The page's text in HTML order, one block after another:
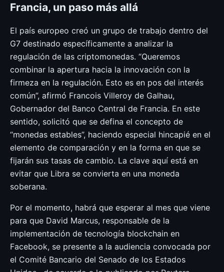
Francia, un paso más allá
El país europeo creó un grupo de trabajo dentro del
G7 destinado específicamente a analizar la
regulación de las criptomonedas. “Queremos
combinar la apertura hacia la innovación con la
firmeza en la regulación. Esto es en pos del interés
común”, afirmó Francois Villeroy de Galhau,
Gobernador del Banco Central de Francia. En este
sentido, solicitó que se defina el concepto de
“monedas estables”, haciendo especial hincapié en el
elemento de comparación y en la forma en que se
fijarán sus tasas de cambio. La clave aquí está en
evitar que Libra se convierta en una moneda
soberana.
Por el momento, habrá que esperar al mes que viene
para que David Marcus, responsable de la
implementación de tecnología blockchain en
Facebook, se presente a la audiencia convocada por
el Comité Bancario del Senado de los Estados